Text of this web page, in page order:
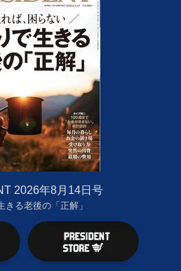
2026年8月14日号
きる老後の「正解」